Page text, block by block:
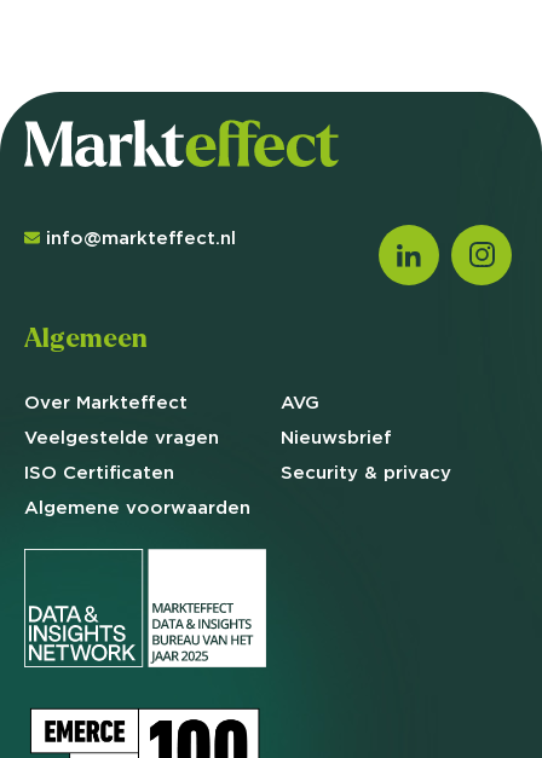
info@markteffect.nl
Algemeen
Over Markteffect
Veelgestelde vragen
ISO Certificaten
Algemene voorwaarden
AVG
Nieuwsbrief
Security & privacy